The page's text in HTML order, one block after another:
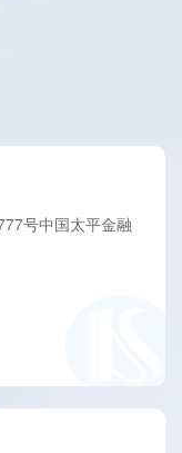
号中国太平金融